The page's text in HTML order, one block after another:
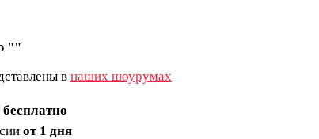
""
в наших шоурумах
бесплатно
от 1 дня